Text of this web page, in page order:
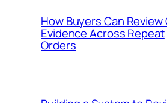
How Buyers Can Review
Evidence Across Repeat
Orders